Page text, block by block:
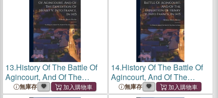
13.History Of The Battle Of
Agincourt, And Of The
Expedition Of Henry V. Into
無庫存
14.History Of The Battle Of
Agincourt, And Of The
Expedition Of Henry V. Into
無庫存